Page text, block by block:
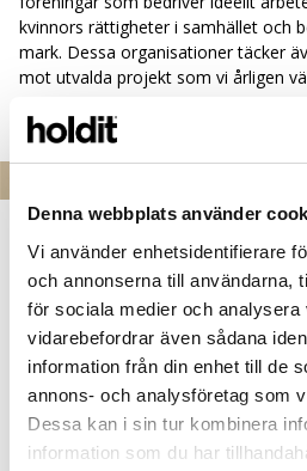
Denna webbplats använder
Vi använder enhetsidentifierare
och annonserna till användarna,
för sociala medier och analysera
vidarebefordrar även sådana
information från din enhet till de
annons- och analysföretag som
Dessa kan i sin tur kombinera
information som du har
kvinnors rättigheter i samhället och
mark. Dessa organisationer täcker
mot utvalda projekt som vi årligen
Vår hållbarhetsgrupp, som består
avdelningar, sätter upp strategier
på respektive avdelning. Detta
arbeta samlat mot de uppsatta
som långsiktiga. Gruppen väljer
föreningar som bedriver ideellt
kvinnors rättigheter i samhället och
mark. Dessa organisationer täcker
mot utvalda projekt som vi årligen